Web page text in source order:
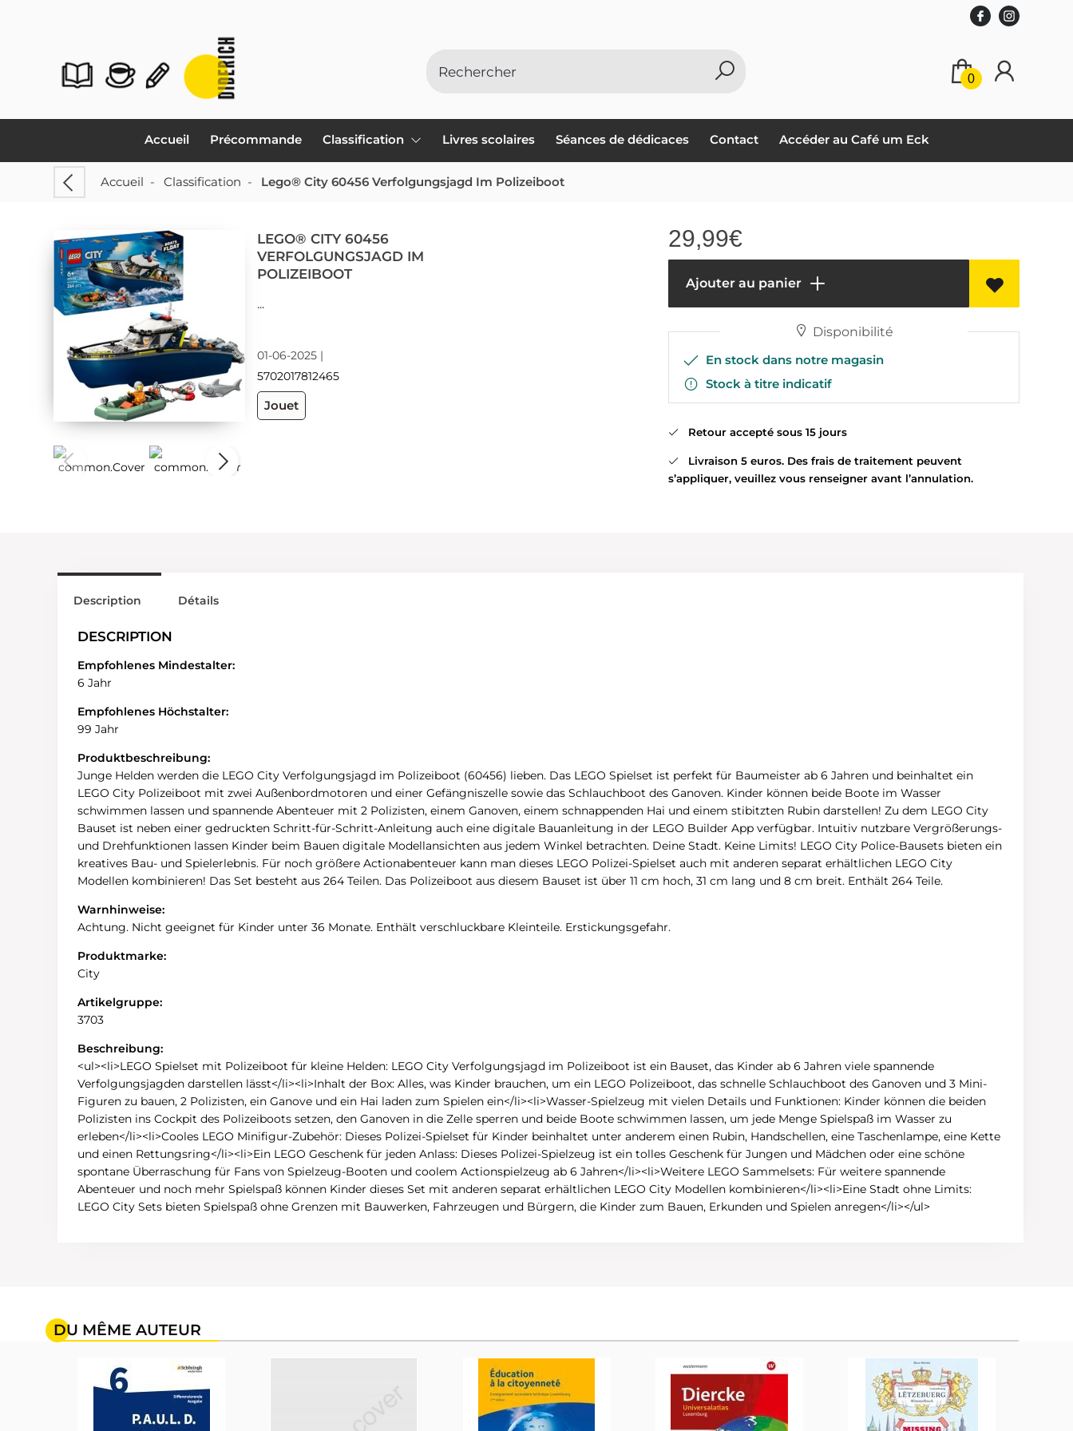
0
Accueil Précommande Classification Livres scolaires Séances de dédicaces Contact Accéder au Café um Eck
Accueil - Classification - Lego® City 60456 Verfolgungsjagd Im Polizeiboot
LEGO® CITY 60456
VERFOLGUNGSJAGD IM
POLIZEIBOOT
...
01-06-2025 |
5702017812465
Jouet
29,99€
Ajouter au panier
Disponibilité
En stock dans notre magasin
Stock à titre indicatif
Retour accepté sous 15 jours
Livraison 5 euros. Des frais de traitement peuvent
s’appliquer, veuillez vous renseigner avant l’annulation.
Description
DESCRIPTION
Empfohlenes Mindestalter:
6 Jahr
Empfohlenes Höchstalter:
99 Jahr
Produktbeschreibung:
Junge Helden werden die LEGO City Verfolgungsjagd im Polizeiboot (60456) lieben. Das LEGO Spielset ist perfekt für Baumeister ab 6 Jahren und beinhaltet ein
LEGO City Polizeiboot mit zwei Außenbordmotoren und einer Gefängniszelle sowie das Schlauchboot des Ganoven. Kinder können beide Boote im Wasser
schwimmen lassen und spannende Abenteuer mit 2 Polizisten, einem Ganoven, einem schnappenden Hai und einem stibitzten Rubin darstellen! Zu dem LEGO City
Bauset ist neben einer gedruckten Schritt-für-Schritt-Anleitung auch eine digitale Bauanleitung in der LEGO Builder App verfügbar. Intuitiv nutzbare Vergrößerungs-
und Drehfunktionen lassen Kinder beim Bauen digitale Modellansichten aus jedem Winkel betrachten. Deine Stadt. Keine Limits! LEGO City Police-Bausets bieten ein
kreatives Bau- und Spielerlebnis. Für noch größere Actionabenteuer kann man dieses LEGO Polizei-Spielset auch mit anderen separat erhältlichen LEGO City
Modellen kombinieren! Das Set besteht aus 264 Teilen. Das Polizeiboot aus diesem Bauset ist über 11 cm hoch, 31 cm lang und 8 cm breit. Enthält 264 Teile.
Warnhinweise:
Achtung. Nicht geeignet für Kinder unter 36 Monate. Enthält verschluckbare Kleinteile. Erstickungsgefahr.
Produktmarke:
City
Artikelgruppe:
3703
Beschreibung:
<ul><li>LEGO Spielset mit Polizeiboot für kleine Helden: LEGO City Verfolgungsjagd im Polizeiboot ist ein Bauset, das Kinder ab 6 Jahren viele spannende
Verfolgungsjagden darstellen lässt</li><li>Inhalt der Box: Alles, was Kinder brauchen, um ein LEGO Polizeiboot, das schnelle Schlauchboot des Ganoven und 3 Mini-
Figuren zu bauen, 2 Polizisten, ein Ganove und ein Hai laden zum Spielen ein</li><li>Wasser-Spielzeug mit vielen Details und Funktionen: Kinder können die beiden
Polizisten ins Cockpit des Polizeiboots setzen, den Ganoven in die Zelle sperren und beide Boote schwimmen lassen, um jede Menge Spielspaß im Wasser zu
erleben</li><li>Cooles LEGO Minifigur-Zubehör: Dieses Polizei-Spielset für Kinder beinhaltet unter anderem einen Rubin, Handschellen, eine Taschenlampe, eine Kette
und einen Rettungsring</li><li>Ein LEGO Geschenk für jeden Anlass: Dieses Polizei-Spielzeug ist ein tolles Geschenk für Jungen und Mädchen oder eine schöne
spontane Überraschung für Fans von Spielzeug-Booten und coolem Actionspielzeug ab 6 Jahren</li><li>Weitere LEGO Sammelsets: Für weitere spannende
Abenteuer und noch mehr Spielspaß können Kinder dieses Set mit anderen separat erhältlichen LEGO City Modellen kombinieren</li><li>Eine Stadt ohne Limits:
LEGO City Sets bieten Spielspaß ohne Grenzen mit Bauwerken, Fahrzeugen und Bürgern, die Kinder zum Bauen, Erkunden und Spielen anregen</li></ul>
Détails
DU MÊME AUTEUR